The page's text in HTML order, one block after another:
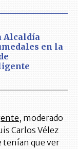
Alcaldía
en la
, moderado
Carlos Vélez
tenían que ver